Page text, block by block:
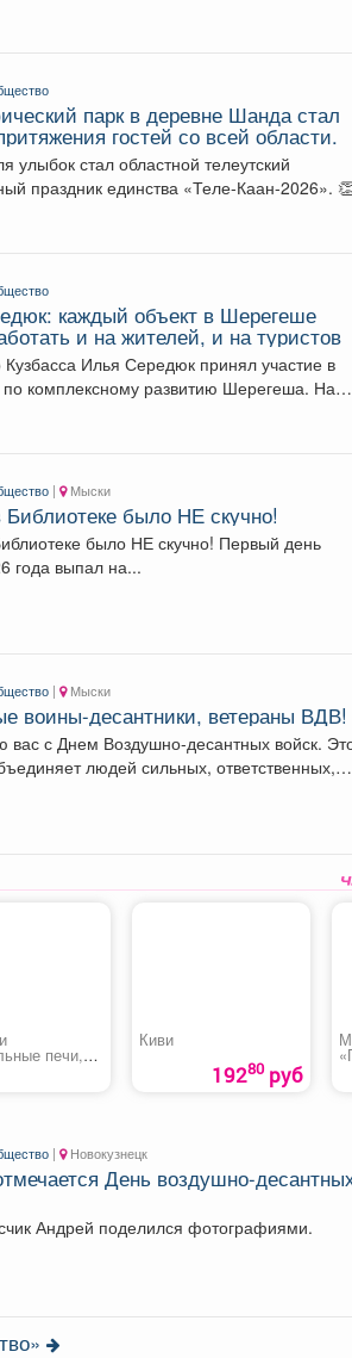
парк в деревне Шанда стал
гостей со всей области.
улыбок стал областной телеутский
праздник единства «Теле-Каан-2026».
каждый объект в Шерегеше
и на жителей, и на туристов
Кузбасса Илья Середюк принял участие в
комплексному развитию Шерегеша. На
| Мыски
Библиотеке было НЕ скучно!
было НЕ скучно! Первый день
года выпал на...
| Мыски
воины-десантники, ветераны ВДВ!
с Днем Воздушно-десантных войск. Этот
людей сильных, ответственных,
печи,
Киви
19280руб
| Новокузнецк
День воздушно-
Андрей поделился фотографиями.